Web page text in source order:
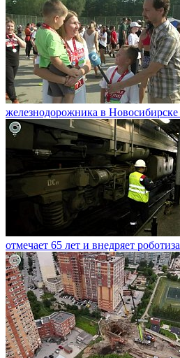
железнодорожника в Новосибирске
отмечает 65 лет и внедряет